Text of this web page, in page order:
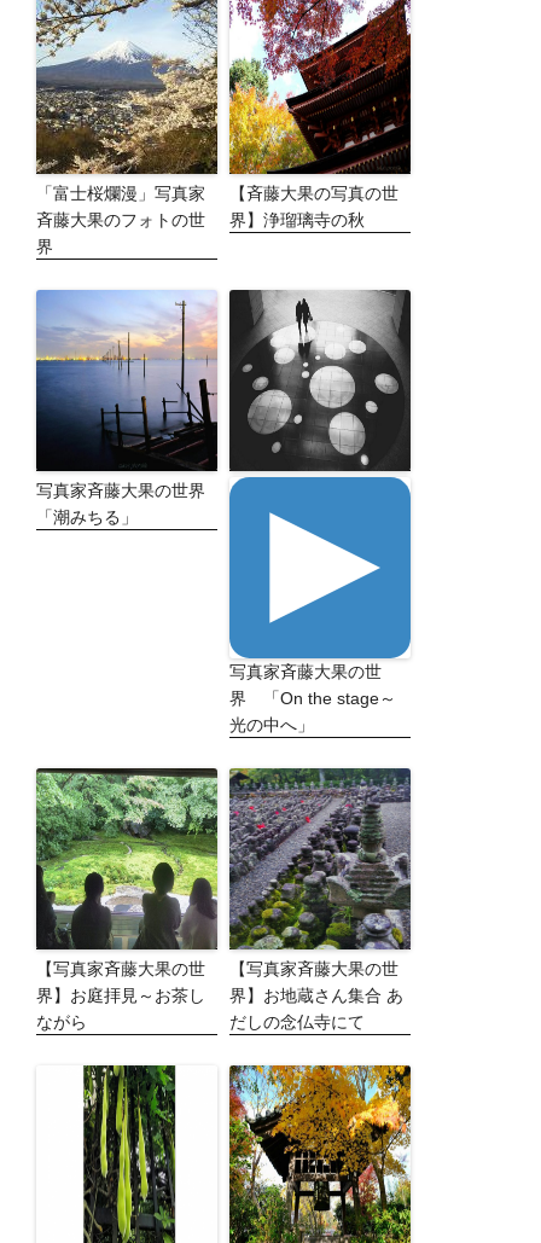
「富士桜爛漫」写真家
斉藤大果のフォトの世
界
【斉藤大果の写真の世
界】浄瑠璃寺の秋
写真家斉藤大果の世界
「潮みちる」
写真家斉藤大果の世
界 「On the stage～
光の中へ」
【写真家斉藤大果の世
界】お庭拝見～お茶し
ながら
【写真家斉藤大果の世
界】お地蔵さん集合 あ
だしの念仏寺にて